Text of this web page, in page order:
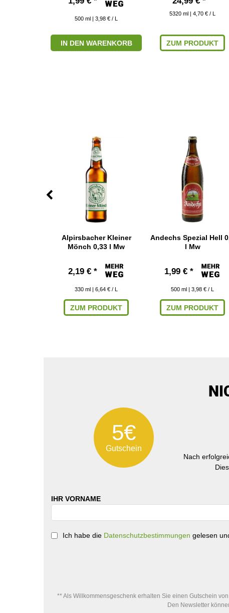
500 ml | 3,98 € / L
IN DEN WARENKORB
5320 ml | 4,70 € / L
ZUM PRODUKT
Alpirsbacher Kleiner
Mönch 0,33 l Mw
2,19 € *
330 ml | 6,64 € / L
ZUM PRODUKT
Andechs Spezial Hell
l Mw
1,99 € *
500 ml | 3,98 € / L
ZUM PRODUKT
5€
Gutschein
Nach
IHR VORNAME
Ich habe die Datenschutzbestimmungen gelesen
** Als Willkommensgeschenk erhalten Sie einen Gutschein
Den Newsletter